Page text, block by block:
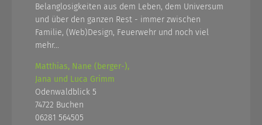
Belanglosigkeiten aus dem Leben, dem Universum
und über den ganzen Rest - immer zwischen
Familie, (Web)Design, Feuerwehr und noch viel
mehr...
Matthias, Nane (berger-),
Jana und Luca Grimm
Odenwaldblick 5
74722 Buchen
06281 564505